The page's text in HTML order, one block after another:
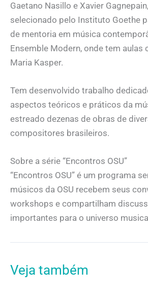
Gaetano Nasillo e Xavier
selecionado pelo Instituto Goethe
de mentoria em música
Ensemble Modern, onde tem aulas
Maria Kasper.
Tem desenvolvido trabalho
aspectos teóricos e práticos da
estreado dezenas de obras de
compositores brasileiros.
Sobre a série “Encontros OSU”
“Encontros OSU” é um programa
músicos da OSU recebem seus
workshops e compartilham
importantes para o universo
Veja também